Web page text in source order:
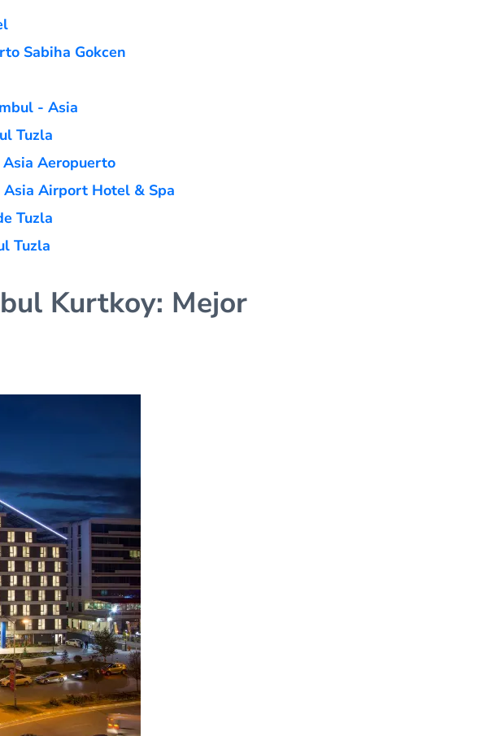
Sabiha Gokcen
- Asia
Tuzla
Aeropuerto
Airport Hotel & Spa
Tuzla
Tuzla
Kurtkoy: Mejor